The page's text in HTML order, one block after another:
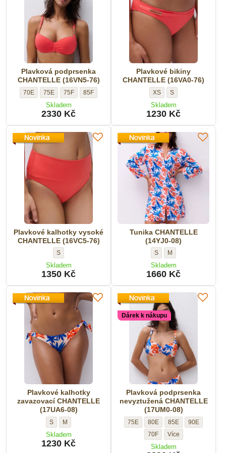
Velikost:
Plavková podprsenka
CHANTELLE (16VN5-76)
Plavková
podprsenka
CHANTELLE
76)
-
Velikost:
70E
Plavková
podprsenka
CHANTELLE
76)
-
75E
Plavková
CHANTELLE
76)
-
Velikost:
75F
Plavková
76)
Velikost:
85F
Skladem
2330 Kč
Plavkové bikiny
CHANTELLE (16VA0-76)
Plavkové
bikiny
CHANTELLE
76)
-
Velikost:
XS
Plavkové
CHANTELLE
76)
-
Velikost:
S
Skladem
1230 Kč
Plavkové kalhotky vysoké
CHANTELLE (16VC5-76)
Plavkové
kalhotky
vysoké
(16VC5-
76)
Velikost:
S
Skladem
1350 Kč
Tunika CHANTELLE
(14YJ0-08)
Tunika
CHANTELLE
(14YJ0-
-
Velikost:
S
Tunika
CHANTELLE
(14YJ0-
-
Velikost:
M
Skladem
1660 Kč
Plavkové kalhotky
zavazovací CHANTELLE
(17UA6-08)
Plavkové
kalhotky
zavazovací
S
Plavkové
kalhotky
zavazovací
M
Skladem
1230 Kč
Dárek k nákupu
Plavková podprsenka
nevyztužená CHANTELLE
(17UM0-08)
Plavková
podprsenka
nevyztužená
75E
Plavková
podprsenka
nevyztužená
80E
Plavková
podprsenka
nevyztužená
85E
Plavková
90E
Plavková
podprsenka
70F
Skladem